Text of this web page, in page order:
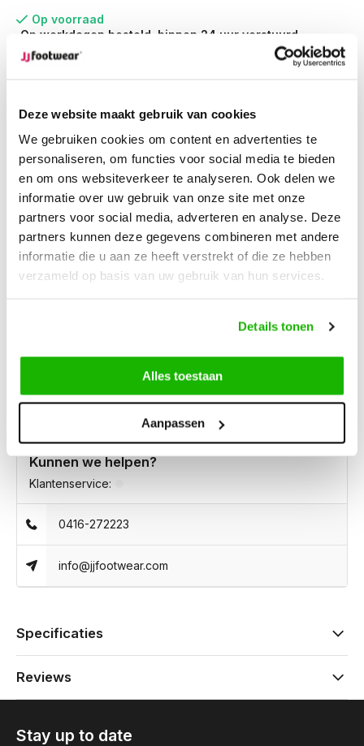
Deze website maakt gebruik van cookies
We gebruiken cookies om content en advertenties te
personaliseren, om functies voor social media te bieden
en om ons websiteverkeer te analyseren. Ook delen we
informatie over uw gebruik van onze site met onze
partners voor social media, adverteren en analyse. Deze
partners kunnen deze gegevens combineren met andere
informatie die u aan ze heeft verstrekt of die ze hebben
verzameld op basis van uw gebruik van hun services.
Details tonen
Alles toestaan
Aanpassen
Op voorraad
Op werkdagen besteld, binnen 24 uur verstuurd
Gratis retournerenvan je bestelling
1500+ modellen op voorraad
Brora - Ocean
Brora is een comfortabele leren ocean-kleurige laars met
en uitneembare inlegzolen. Verkrijgbaar in diverse kleuren
en schachtwijdtes
Kunnen we helpen?
Klantenservice:
0416-272223
info@jjfootwear.com
Specificaties
Reviews
Stay up to date